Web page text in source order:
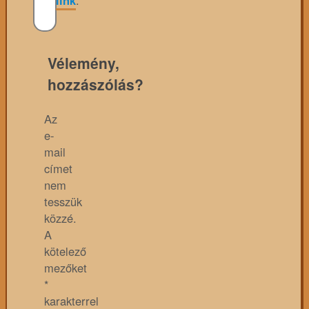
Vélemény,
hozzászólás?
Az
e-
mail
címet
nem
tesszük
közzé.
A
kötelező
mezőket
*
karakterrel